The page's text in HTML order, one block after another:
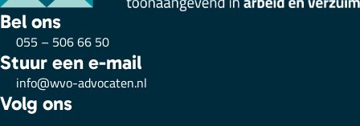
Bel ons
055 – 506 66 50
Stuur een e-mail
info@wvo-advocaten.nl
Volg ons